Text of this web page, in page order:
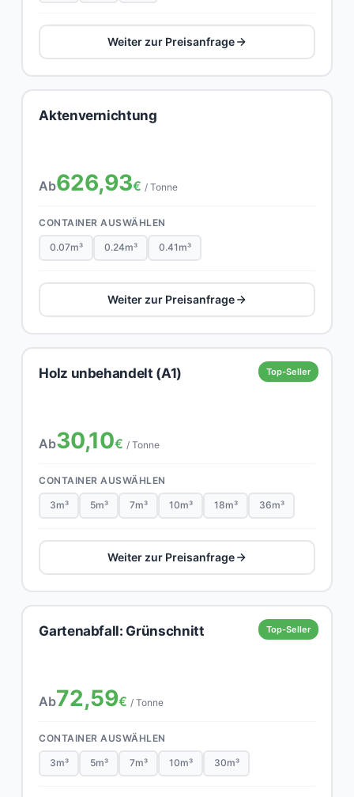
Weiter zur Preisanfrage
Aktenvernichtung
Ab626,93€ / Tonne
CONTAINER AUSWÄHLEN
0.07m³ 0.24m³ 0.41m³
Weiter zur Preisanfrage
Top-Seller
Holz unbehandelt (A1)
Ab30,10€ / Tonne
CONTAINER AUSWÄHLEN
3m³ 5m³ 7m³ 10m³ 18m³ 36m³
Weiter zur Preisanfrage
Top-Seller
Gartenabfall: Grünschnitt
Ab72,59€ / Tonne
CONTAINER AUSWÄHLEN
3m³ 5m³ 7m³ 10m³ 30m³